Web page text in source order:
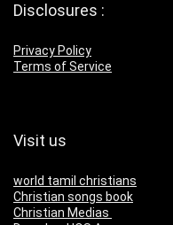
Disclosures :
Privacy Policy
Terms of Service
Visit us
world tamil christians
Christian songs book
Christian Medias